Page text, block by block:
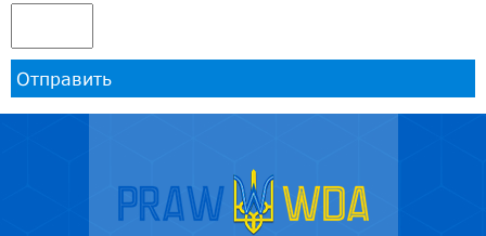
Отправить